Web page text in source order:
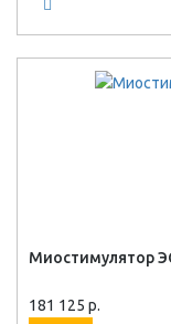
Миостимулятор
181 125 р.